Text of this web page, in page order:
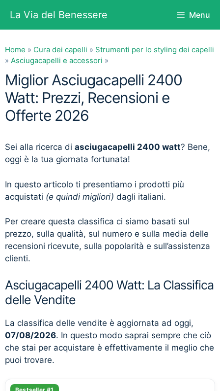
contenuto
La Via del Benessere Menu
Home » Cura dei capelli » Strumenti per lo styling dei capelli
» Asciugacapelli e accessori »
Miglior Asciugacapelli 2400
Watt: Prezzi, Recensioni e
Offerte 2026
Sei alla ricerca di asciugacapelli 2400 watt? Bene,
oggi è la tua giornata fortunata!
In questo articolo ti presentiamo i prodotti più
acquistati (e quindi migliori) dagli italiani.
Per creare questa classifica ci siamo basati sul
prezzo, sulla qualità, sul numero e sulla media delle
recensioni ricevute, sulla popolarità e sull’assistenza
clienti.
Asciugacapelli 2400 Watt: La Classifica
delle Vendite
La classifica delle vendite è aggiornata ad oggi,
07/08/2026. In questo modo saprai sempre che ciò
che stai per acquistare è effettivamente il meglio che
puoi trovare.